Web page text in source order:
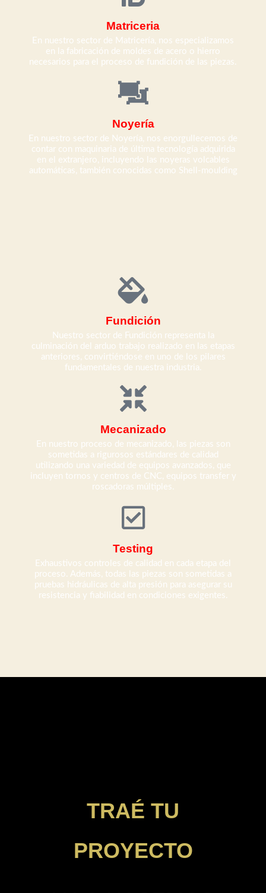
Matriceria
En nuestro sector de Matricería, nos especializamos
en la fabricación de moldes de acero o hierro
necesarios para el proceso de fundición de las piezas.
Noyería
En nuestro sector de Noyería, nos enorgullecemos de
contar con maquinaria de última tecnología adquirida
en el extranjero, incluyendo las noyeras volcables
automáticas, también conocidas como Shell-moulding
Fundición
Nuestro sector de Fundición representa la
culminación del arduo trabajo realizado en las etapas
anteriores, convirtiéndose en uno de los pilares
fundamentales de nuestra industria.
Mecanizado
En nuestro proceso de mecanizado, las piezas son
sometidas a rigurosos estándares de calidad
utilizando una variedad de equipos avanzados, que
incluyen tornos y centros de CNC, equipos transfer y
roscadoras múltiples.
Testing
Exhaustivos controles de calidad en cada etapa del
proceso. Además, todas las piezas son sometidas a
pruebas hidráulicas de alta presión para asegurar su
resistencia y fiabilidad en condiciones exigentes.
TRAÉ TU
PROYECTO